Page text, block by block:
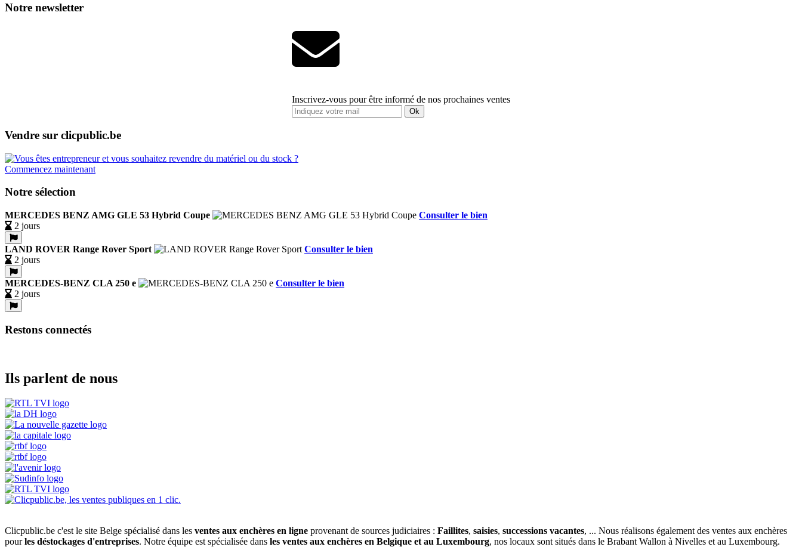
Notre newsletter
Inscrivez-vous pour être informé de nos prochaines ventes
Ok
Vendre sur clicpublic.be
Commencez maintenant
Notre sélection
MERCEDES BENZ AMG GLE 53 Hybrid Coupe
Consulter le bien
2 jours
LAND ROVER Range Rover Sport
Consulter le bien
2 jours
MERCEDES-BENZ CLA 250 e
Consulter le bien
2 jours
Restons connectés
Ils parlent de nous
Clicpublic.be c'est le site Belge spécialisé dans les ventes aux enchères en ligne provenant de sources judiciaires : Faillites, saisies, successions vacantes, ... Nous réalisons également des ventes aux enchères
pourles déstockages d'entreprises. Notre équipe est spécialisée dans les ventes aux enchères en Belgique et au Luxembourg, nos locaux sont situés dans le Brabant Wallon à Nivelles et au Luxembourg.